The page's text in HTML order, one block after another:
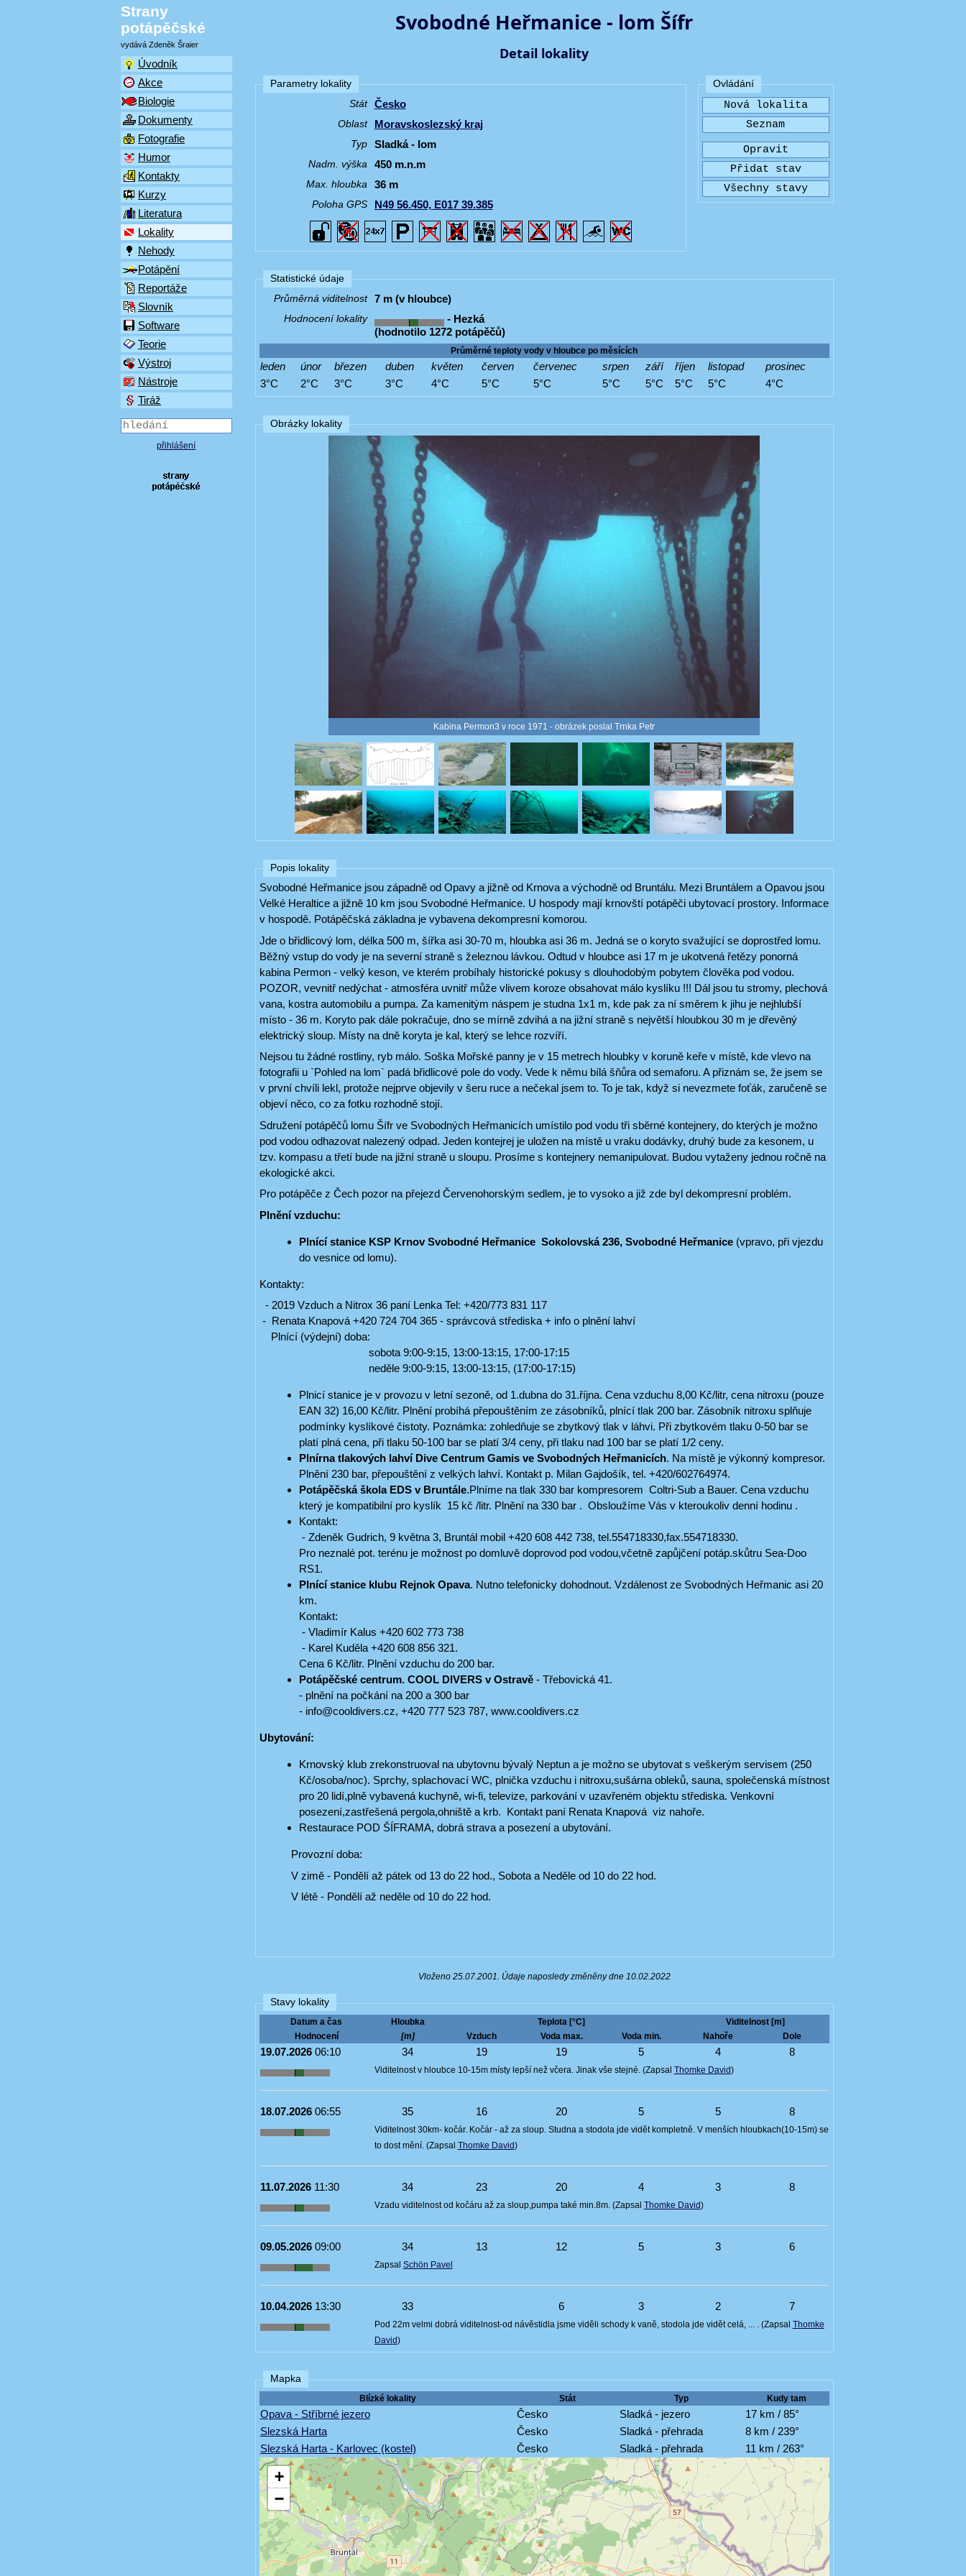
Strany
potápěčské
vydává Zdeněk Šraier
Úvodník
Akce
Biologie
Dokumenty
Fotografie
Humor
Kontakty
Kurzy
Literatura
Lokality
Nehody
Potápění
Reportáže
Slovník
Software
Teorie
Výstroj
Nástroje
Tiráž
přihlášení
Svobodné Heřmanice - lom Šífr
Detail lokality
Ovládání
Parametry lokality
Stát
Česko
Oblast Moravskoslezský kraj
Typ Sladká - lom
Nadm. výška 450 m.n.m
Max. hloubka 36 m
Poloha GPS N49 56.450, E017 39.385
Statistické údaje
Průměrná viditelnost
7 m (v hloubce)
Hodnocení lokality
- Hezká
(hodnotilo 1272 potápěčů)
Průměrné teploty vody v hloubce po měsících
leden únor březen duben květen červen červenec srpen září říjen listopad
prosinec
3°C
2°C 3°C 3°C 4°C 5°C 5°C 5°C 5°C 5°C 5°C 4°C
Obrázky lokality
Kabina Permon3 v roce 1971 - obrázek poslal Trnka Petr
Popis lokality
Svobodné Heřmanice jsou západně od Opavy a jižně od Krnova a východně od Bruntálu. Mezi Bruntálem a Opavou jsou
Velké Heraltice a jižně 10 km jsou Svobodné Heřmanice. U hospody mají krnovští potápěči ubytovací prostory. Informace
v hospodě. Potápěčská základna je vybavena dekompresní komorou.
Jde o břidlicový lom, délka 500 m, šířka asi 30-70 m, hloubka asi 36 m. Jedná se o koryto svažující se doprostřed lomu.
Běžný vstup do vody je na severní straně s železnou lávkou. Odtud v hloubce asi 17 m je ukotvená řetězy ponorná
kabina Permon - velký keson, ve kterém probíhaly historické pokusy s dlouhodobým pobytem člověka pod vodou.
POZOR, vevnitř nedýchat - atmosféra uvnitř může vlivem koroze obsahovat málo kyslíku !!! Dál jsou tu stromy, plechová
vana, kostra automobilu a pumpa. Za kamenitým náspem je studna 1x1 m, kde pak za ní směrem k jihu je nejhlubší
místo - 36 m. Koryto pak dále pokračuje, dno se mírně zdvihá a na jižní straně s největší hloubkou 30 m je dřevěný
elektrický sloup. Místy na dně koryta je kal, který se lehce rozvíří.
Nejsou tu žádné rostliny, ryb málo. Soška Mořské panny je v 15 metrech hloubky v koruně keře v místě, kde vlevo na
fotografii u `Pohled na lom` padá břidlicové pole do vody. Vede k němu bílá šňůra od semaforu. A přiznám se, že jsem se
v první chvíli lekl, protože nejprve objevily v šeru ruce a nečekal jsem to. To je tak, když si nevezmete foťák, zaručeně se
objeví něco, co za fotku rozhodně stojí.
Sdružení potápěčů lomu Šífr ve Svobodných Heřmanicích umístilo pod vodu tři sběrné kontejnery, do kterých je možno
pod vodou odhazovat nalezený odpad. Jeden kontejrej je uložen na místě u vraku dodávky, druhý bude za kesonem, u
tzv. kompasu a třetí bude na jižní straně u sloupu. Prosíme s kontejnery nemanipulovat. Budou vytaženy jednou ročně na
ekologické akci.
Pro potápěče z Čech pozor na přejezd Červenohorským sedlem, je to vysoko a již zde byl dekompresní problém.
Plnění vzduchu:
Plnící stanice KSP Krnov Svobodné Heřmanice Sokolovská 236, Svobodné Heřmanice (vpravo, při vjezdu
do vesnice od lomu).
Kontakty:
- 2019 Vzduch a Nitrox 36 paní Lenka Tel: +420/773 831 117
- Renata Knapová +420 724 704 365 - správcová střediska + info o plnění lahví
Plnící (výdejní) doba:
sobota 9:00-9:15, 13:00-13:15, 17:00-17:15
neděle 9:00-9:15, 13:00-13:15, (17:00-17:15)
Plnicí stanice je v provozu v letní sezoně, od 1.dubna do 31.října. Cena vzduchu 8,00 Kč/litr, cena nitroxu (pouze
EAN 32) 16,00 Kč/litr. Plnění probíhá přepouštěním ze zásobníků, plnící tlak 200 bar. Zásobník nitroxu splňuje
podmínky kyslíkové čistoty. Poznámka: zohledňuje se zbytkový tlak v láhvi. Při zbytkovém tlaku 0-50 bar se
platí plná cena, při tlaku 50-100 bar se platí 3/4 ceny, při tlaku nad 100 bar se platí 1/2 ceny.
Plnírna tlakových lahví Dive Centrum Gamis ve Svobodných Heřmanicích. Na místě je výkonný kompresor.
Plnění 230 bar, přepouštění z velkých lahví. Kontakt p. Milan Gajdošík, tel. +420/602764974.
Potápěčská škola EDS v Bruntále.Plníme na tlak 330 bar kompresorem Coltri-Sub a Bauer. Cena vzduchu
který je kompatibilní pro kyslík 15 kč /litr. Plnění na 330 bar . Obsloužíme Vás v kteroukoliv denní hodinu .
Kontakt:
- Zdeněk Gudrich, 9 května 3, Bruntál mobil +420 608 442 738, tel.554718330,fax.554718330.
Pro neznalé pot. terénu je možnost po domluvě doprovod pod vodou,včetně zapůjčení potáp.skůtru Sea-Doo
RS1.
Plnící stanice klubu Rejnok Opava. Nutno telefonicky dohodnout. Vzdálenost ze Svobodných Heřmanic asi 20
km.
Kontakt:
- Vladimír Kalus +420 602 773 738
- Karel Kuděla +420 608 856 321.
Cena 6 Kč/litr. Plnění vzduchu do 200 bar.
Potápěčské centrum. COOL DIVERS v Ostravě- Třebovická 41.
- plnění na počkání na 200 a 300 bar
- info@cooldivers.cz, +420 777 523 787, www.cooldivers.cz
Ubytování:
Krnovský klub zrekonstruoval na ubytovnu bývalý Neptun a je možno se ubytovat s veškerým servisem (250
Kč/osoba/noc). Sprchy, splachovací WC, plnička vzduchu i nitroxu,sušárna obleků, sauna, společenská místnost
pro 20 lidí,plně vybavená kuchyně, wi-fi, televize, parkování v uzavřeném objektu střediska. Venkovní
posezení,zastřešená pergola,ohniště a krb. Kontakt paní Renata Knapová viz nahoře.
Restaurace POD ŠÍFRAMA, dobrá strava a posezení a ubytování.
Provozní doba:
V zimě - Pondělí až pátek od 13 do 22 hod., Sobota a Neděle od 10 do 22 hod.
V létě - Pondělí až neděle od 10 do 22 hod.
Vloženo 25.07.2001. Údaje naposledy změněny dne 10.02.2022
Stavy lokality
Datum a čas Hloubka Teplota [°C]
Viditelnost [m]
Hodnocení
[m] Vzduch Voda max. Voda min. Nahoře Dole
19.07.202606:10 34 19 19 5 4 8
Viditelnost v hloubce 10-15m místy lepší než včera. Jinak vše stejné. (Zapsal Thomke David)
18.07.202606:55 35 16 20 5 5 8
Viditelnost 30km- kočár. Kočár - až za sloup. Studna a stodola jde vidět kompletně. V menších hloubkach(10-15m) se
to dost mění. (Zapsal Thomke David)
11.07.202611:30 34 23 20 4 3 8
Vzadu viditelnost od kočáru až za sloup,pumpa také min.8m. (Zapsal Thomke David)
09.05.202609:00 34 13 12 5 3 6
Zapsal Schön Pavel
10.04.202613:30 33 6 3 2 7
Pod 22m velmi dobrá viditelnost-od návěstidla jsme viděli schody k vaně, stodola jde vidět celá, ... . (Zapsal Thomke
David)
Mapka
Blízké lokality Stát Typ Kudy tam
Opava - Stříbrné jezero Česko Sladká - jezero
17 km / 85°
Slezská Harta
Česko Sladká - přehrada
8 km / 239°
Slezská Harta - Karlovec (kostel)
Česko Sladká - přehrada 11 km / 263°